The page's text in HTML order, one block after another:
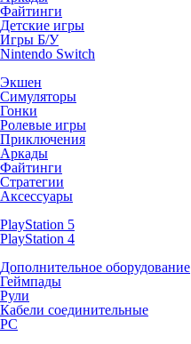
Файтинги
Детские игры
Игры Б/У
Nintendo Switch
Экшен
Симуляторы
Гонки
Ролевые игры
Приключения
Аркады
Файтинги
Стратегии
Аксессуары
PlayStation 5
PlayStation 4
Дополнительное оборудование
Геймпады
Рули
Кабели соединительные
PC